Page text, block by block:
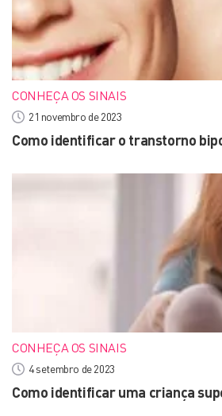
CONHEÇA OS SINAIS
21 novembro de 2023
Como identificar o transtorno
CONHEÇA OS SINAIS
4 setembro de 2023
Como identificar uma criança